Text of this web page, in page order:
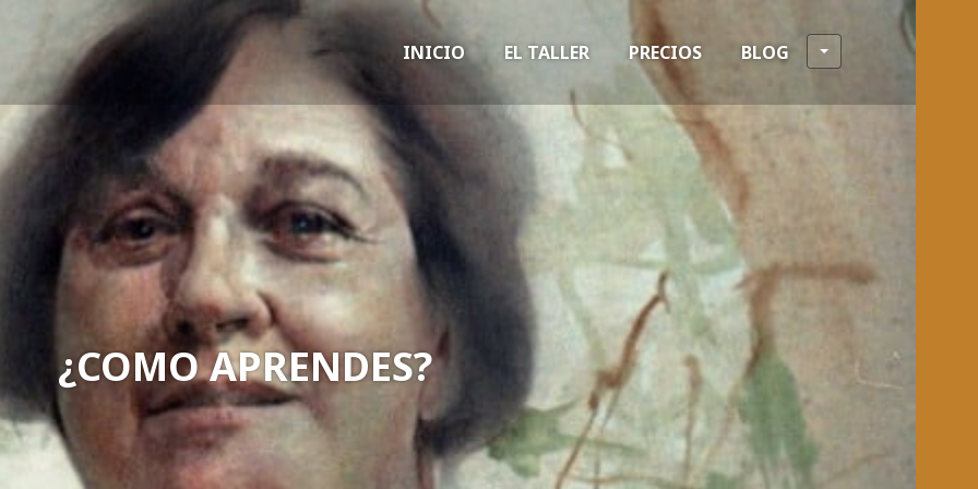
INICIO EL TALLER PRECIOS BLOG
¿COMO APRENDES?